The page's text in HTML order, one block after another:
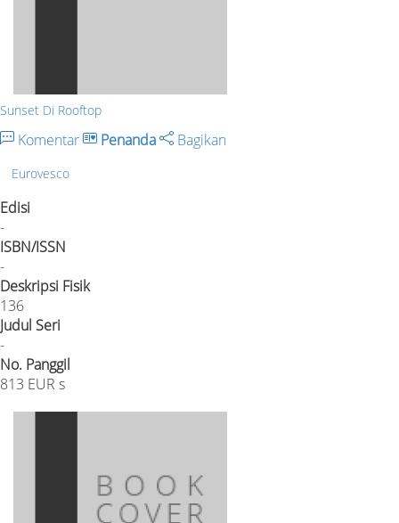
Sunset Di Rooftop
Komentar Penanda Bagikan
Eurovesco
Edisi
-
ISBN/ISSN
-
Deskripsi Fisik
136
Judul Seri
-
No. Panggil
813 EUR s